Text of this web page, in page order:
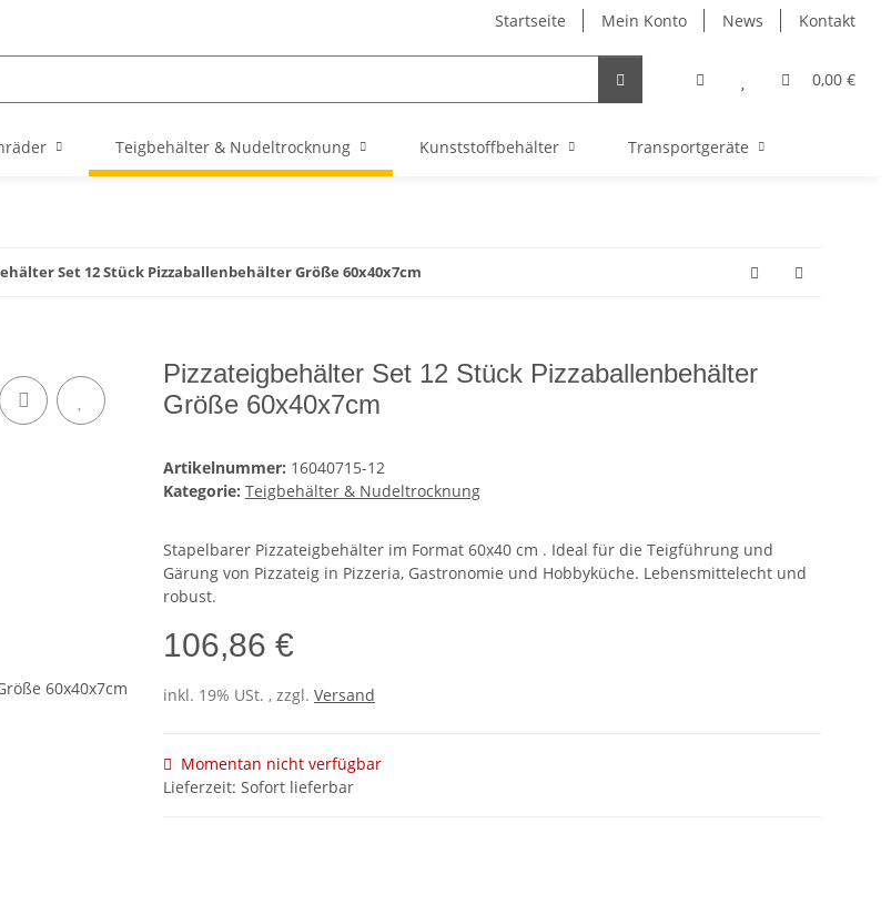
Startseite Mein Konto News Kontakt
0,00 €
Teigbehälter & Nudeltrocknung Kunststoffbehälter Transportgeräte
Set 12 Stück Pizzaballenbehälter Größe 60x40x7cm
Pizzateigbehälter Set 12 Stück Pizzaballenbehälter
Größe 60x40x7cm
Artikelnummer: 16040715-12
Kategorie: Teigbehälter & Nudeltrocknung
Stapelbarer Pizzateigbehälter im Format 60x40 cm . Ideal für die Teigführung und
Gärung von Pizzateig in Pizzeria, Gastronomie und Hobbyküche. Lebensmittelecht und
robust.
106,86 €
inkl. 19% USt. , zzgl. Versand
Momentan nicht verfügbar
Lieferzeit: Sofort lieferbar